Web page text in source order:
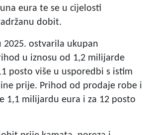
eura te se u cijelosti
dobit.
2025. ostvarila ukupan
u iznosu od 1,2 milijarde
posto više u usporedbi s istim
prije. Prihod od prodaje robe i
1,1 milijardu eura i za 12 posto